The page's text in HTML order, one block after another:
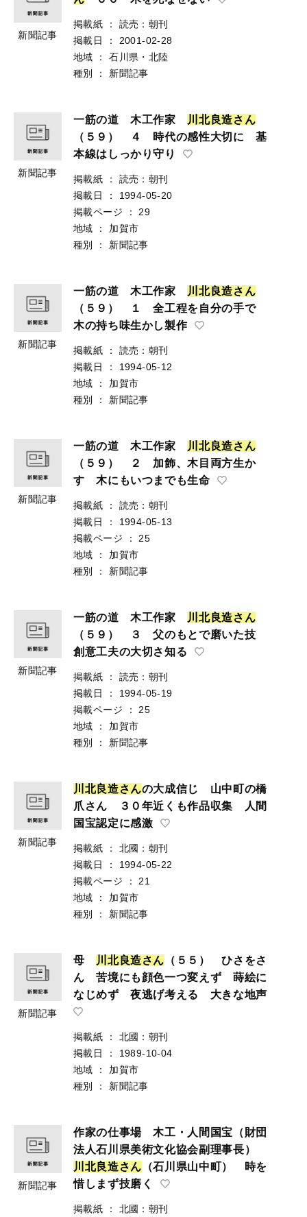
新聞記事
掲載紙 ：
読売：朝刊
掲載日
：
2001-02-28
地域
：
石川県・北陸
種別
： 新聞記事
新聞記事
一筋の道 木工作家 川北良造さ ん
（５９） ４ 時代の感性大切に 基
本線はしっかり守り
掲載紙 ：
読売：朝刊
掲載日
：
1994-05-20
掲載ページ
：
29
地域
：
加賀市
種別
： 新聞記事
新聞記事
一筋の道 木工作家 川北良造さ ん
（５９） １ 全工程を自分の手で
木の持ち味生かし製作
掲載紙 ：
読売：朝刊
掲載日
：
1994-05-12
地域
：
加賀市
種別
： 新聞記事
新聞記事
一筋の道 木工作家 川北良造さ ん
（５９） ２ 加飾、木目両方生か
す 木にもいつまでも生命
掲載紙 ：
読売：朝刊
掲載日
：
1994-05-13
掲載ページ
：
25
地域
：
加賀市
種別
： 新聞記事
新聞記事
一筋の道 木工作家 川北良造さ ん
（５９） ３ 父のもとで磨いた技
創意工夫の大切さ知る
掲載紙 ：
読売：朝刊
掲載日
：
1994-05-19
掲載ページ
：
25
地域
：
加賀市
種別
： 新聞記事
新聞記事
川 北 良造さ んの大成信じ 山中町の橋
爪さん ３０年近くも作品収集 人間
国宝認定に感激
掲載紙 ：
北國：朝刊
掲載日
：
1994-05-22
掲載ページ
：
21
地域
：
加賀市
種別
： 新聞記事
新聞記事
母 川 北良造さ ん （５５） ひさをさ
ん 苦境にも顔色一つ変えず 蒔絵に
なじめず 夜逃げ考える 大きな地声
掲載紙 ：
北國：朝刊
掲載日
：
1989-10-04
地域
：
加賀市
種別
： 新聞記事
新聞記事
作家の仕事場 木工・人間国宝（財団
法人石川県美術文化協会副理事長）
川 北 良造さ ん （石川県山中町） 時を
惜しまず技磨く
掲載紙 ： 北國：朝刊